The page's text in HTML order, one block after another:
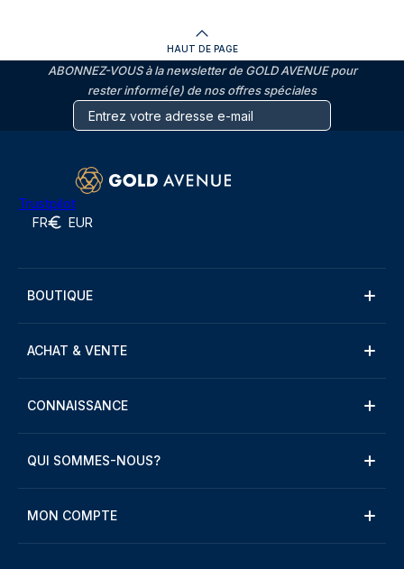
HAUT DE PAGE
ABONNEZ-VOUS à la newsletter de GOLD AVENUE pour
rester informé(e) de nos offres spéciales
Trustpilot
FR EUR
BOUTIQUE
ACHAT & VENTE
CONNAISSANCE
QUI SOMMES-NOUS?
MON COMPTE